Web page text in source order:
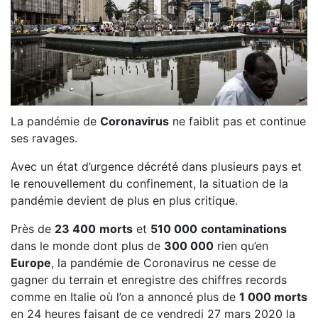
La pandémie de Coronavirus ne faiblit pas et continue
ses ravages.
Avec un état d’urgence décrété dans plusieurs pays et
le renouvellement du confinement, la situation de la
pandémie devient de plus en plus critique.
Près de 23 400 morts et 510 000 contaminations
dans le monde dont plus de 300 000 rien qu’en
Europe, la pandémie de Coronavirus ne cesse de
gagner du terrain et enregistre des chiffres records
comme en Italie où l’on a annoncé plus de 1 000 morts
en 24 heures faisant de ce vendredi 27 mars 2020 la